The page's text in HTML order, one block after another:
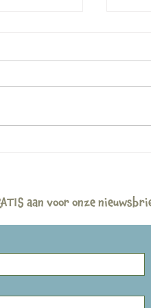
aan voor onze